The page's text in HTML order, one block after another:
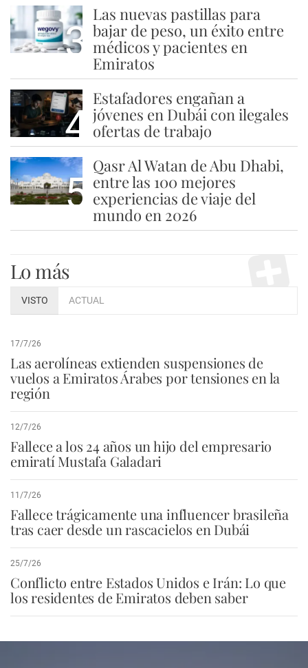
3
Las nuevas pastillas para
bajar de peso, un éxito entre
médicos y pacientes en
Emiratos
4
Estafadores engañan a
jóvenes en Dubái con ilegales
ofertas de trabajo
5
Qasr Al Watan de Abu Dhabi,
entre las 100 mejores
experiencias de viaje del
mundo en 2026
Lo más
VISTO ACTUAL
17/7/26
Las aerolíneas extienden suspensiones de
vuelos a Emiratos Árabes por tensiones en la
región
12/7/26
Fallece a los 24 años un hijo del empresario
emiratí Mustafa Galadari
11/7/26
Fallece trágicamente una influencer brasileña
tras caer desde un rascacielos en Dubái
25/7/26
Conflicto entre Estados Unidos e Irán: Lo que
los residentes de Emiratos deben saber